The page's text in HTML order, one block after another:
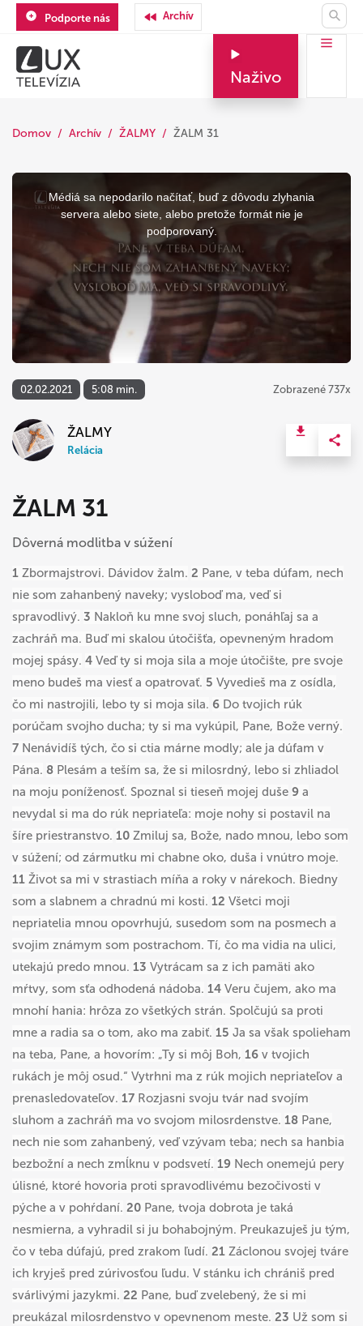
Podporte nás Archív
Naživo
Domov Archív ŽALMY ŽALM 31
This
window.
Médiá sa nepodarilo načítať, buď z dôvodu zlyhania
servera alebo siete, alebo pretože formát nie je
podporovaný.
02.02.2021 5:08 min. Zobrazené 737x
ŽALMY
Relácia
ŽALM 31
Dôverná modlitba v súžení
1 Zbormajstrovi. Dávidov žalm. 2 Pane, v teba dúfam, nech
nie som zahanbený naveky; vysloboď ma, veď si
spravodlivý. 3 Nakloň ku mne svoj sluch, ponáhľaj sa a
zachráň ma. Buď mi skalou útočišťa, opevneným hradom
mojej spásy. 4 Veď ty si moja sila a moje útočište, pre svoje
meno budeš ma viesť a opatrovať. 5 Vyvedieš ma z osídla,
čo mi nastrojili, lebo ty si moja sila. 6 Do tvojich rúk
porúčam svojho ducha; ty si ma vykúpil, Pane, Bože verný.
7 Nenávidíš tých, čo si ctia márne modly; ale ja dúfam v
Pána. 8 Plesám a teším sa, že si milosrdný, lebo si zhliadol
na moju poníženosť. Spoznal si tieseň mojej duše 9 a
nevydal si ma do rúk nepriateľa: moje nohy si postavil na
šíre priestranstvo. 10 Zmiluj sa, Bože, nado mnou, lebo som
v súžení; od zármutku mi chabne oko, duša i vnútro moje.
11 Život sa mi v strastiach míňa a roky v nárekoch. Biedny
som a slabnem a chradnú mi kosti. 12 Všetci moji
nepriatelia mnou opovrhujú, susedom som na posmech a
svojim známym som postrachom. Tí, čo ma vidia na ulici,
utekajú predo mnou. 13 Vytrácam sa z ich pamäti ako
mŕtvy, som sťa odhodená nádoba. 14 Veru čujem, ako ma
mnohí hania: hrôza zo všetkých strán. Spolčujú sa proti
mne a radia sa o tom, ako ma zabiť. 15 Ja sa však spolieham
na teba, Pane, a hovorím: „Ty si môj Boh, 16 v tvojich
rukách je môj osud.“ Vytrhni ma z rúk mojich nepriateľov a
prenasledovateľov. 17 Rozjasni svoju tvár nad svojím
sluhom a zachráň ma vo svojom milosrdenstve. 18 Pane,
nech nie som zahanbený, veď vzývam teba; nech sa hanbia
bezbožní a nech zmĺknu v podsvetí. 19 Nech onemejú pery
úlisné, ktoré hovoria proti spravodlivému bezočivosti v
pýche a v pohŕdaní. 20 Pane, tvoja dobrota je taká
nesmierna, a vyhradil si ju bohabojným. Preukazuješ ju tým,
čo v teba dúfajú, pred zrakom ľudí. 21 Záclonou svojej tváre
ich kryješ pred zúrivosťou ľudu. V stánku ich chrániš pred
svárlivými jazykmi. 22 Pane, buď zvelebený, že si mi
preukázal milosrdenstvo v opevnenom meste. 23 Už som si